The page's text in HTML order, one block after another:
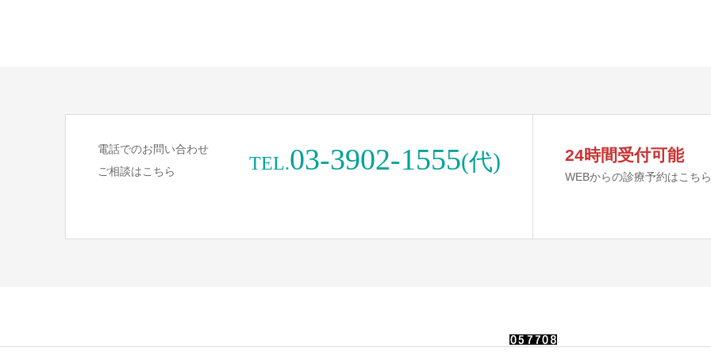
電話でのお問い合わせ
ご相談はこちら
TEL.03-3902-1555(代) 24時間受付可能
WEBからの診療予約はこちら